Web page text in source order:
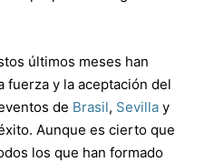
últimos meses han
fuerza y la aceptación del
de Brasil, Sevilla y
Aunque es cierto que
los que han formado